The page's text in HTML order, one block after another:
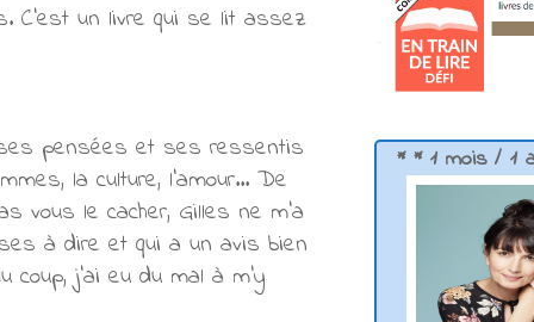
C'est un livre qui se lit assez
ses pensées et ses ressentis
la culture, l'amour... De
vous le cacher, Gilles ne m'a
à dire et qui a un avis bien
coup, j'ai eu du mal à m'y
* * 1 mois / 1